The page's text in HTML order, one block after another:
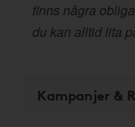
finns några
du kan alltid lita
Kampanjer &